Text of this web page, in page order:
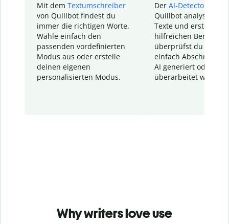
Mit dem Textumschreiber
von Quillbot findest du
immer die richtigen Worte.
Wähle einfach den
passenden vordefinierten
Modus aus oder erstelle
deinen eigenen
personalisierten Modus.
Der AI-Detector
Quillbot analysiert
Texte und erstellt
hilfreichen Bericht.
überprüfst du
einfach Abschnitte,
AI generiert oder
überarbeitet wurden.
Why writers love use